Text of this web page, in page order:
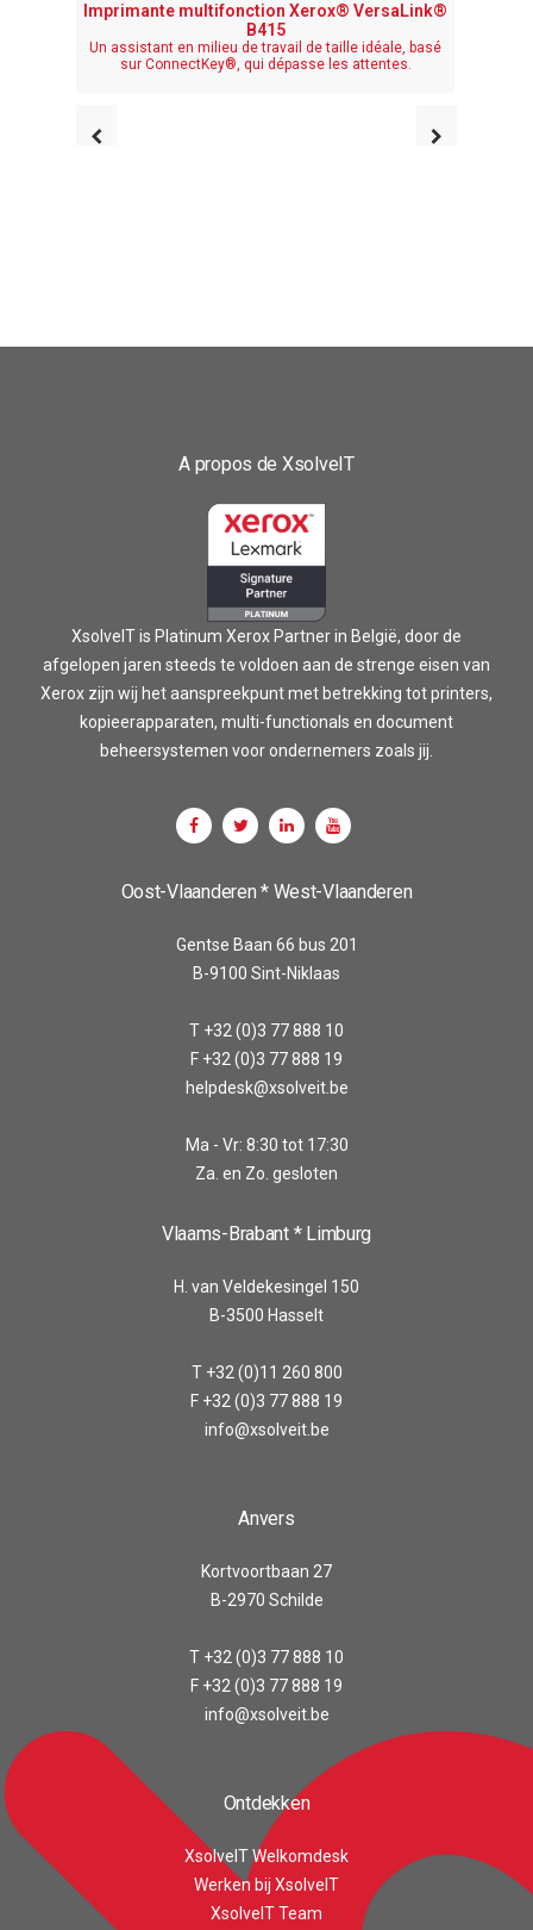
Imprimante multifonction Xerox® VersaLink®
B415
Un assistant en milieu de travail de taille idéale, basé
sur ConnectKey®, qui dépasse les attentes.
A propos de XsolveIT
XsolveIT is Platinum Xerox Partner in België, door de
afgelopen jaren steeds te voldoen aan de strenge eisen van
Xerox zijn wij het aanspreekpunt met betrekking tot printers,
kopieerapparaten, multi-functionals en document
beheersystemen voor ondernemers zoals jij.
Oost-Vlaanderen * West-Vlaanderen
Gentse Baan 66 bus 201
B-9100 Sint-Niklaas
T +32 (0)3 77 888 10
F +32 (0)3 77 888 19
helpdesk@xsolveit.be
Ma - Vr: 8:30 tot 17:30
Za. en Zo. gesloten
Vlaams-Brabant * Limburg
H. van Veldekesingel 150
B-3500 Hasselt
T +32 (0)11 260 800
F +32 (0)3 77 888 19
info@xsolveit.be
Anvers
Kortvoortbaan 27
B-2970 Schilde
T +32 (0)3 77 888 10
F +32 (0)3 77 888 19
info@xsolveit.be
Ontdekken
XsolveIT Welkomdesk
Werken bij XsolveIT
XsolveIT Team